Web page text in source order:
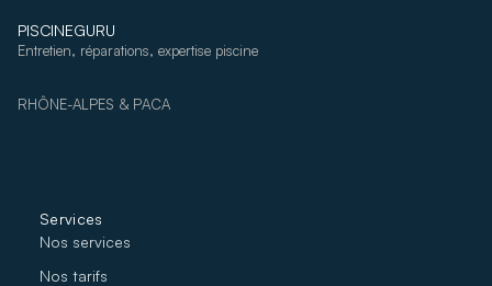
PISCINEGURU
Entretien, réparations, expertise piscine
RHÔNE-ALPES & PACA
Services
Nos services
Nos tarifs